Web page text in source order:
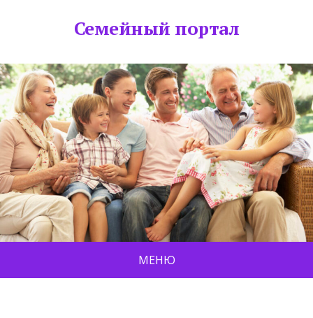
Семейный портал
МЕНЮ